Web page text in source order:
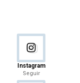
Instagram
Seguir